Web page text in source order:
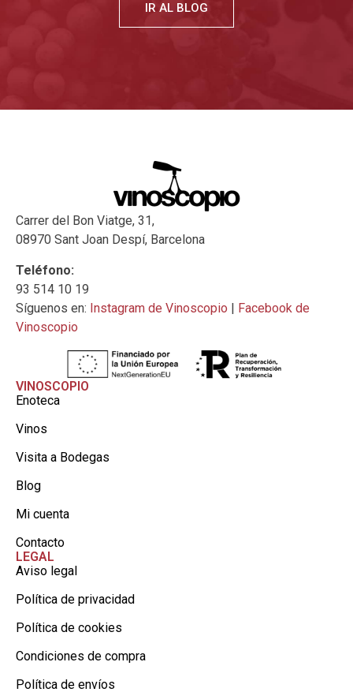
IR AL BLOG
Carrer del Bon Viatge, 31,
08970 Sant Joan Despí, Barcelona
Teléfono:
93 514 10 19
Síguenos en: Instagram de Vinoscopio | Facebook de
Vinoscopio
VINOSCOPIO
Enoteca
Vinos
Visita a Bodegas
Blog
Mi cuenta
Contacto
LEGAL
Aviso legal
Política de privacidad
Política de cookies
Condiciones de compra
Política de envíos